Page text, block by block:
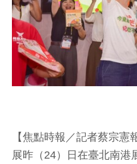
【焦點時報／記者蔡宗
展昨（24）日在臺北南港